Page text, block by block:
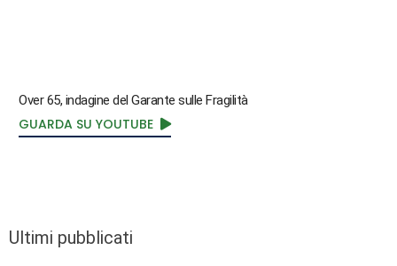
Over 65, indagine del Garante sulle Fragilità
GUARDA SU YOUTUBE
Ultimi pubblicati